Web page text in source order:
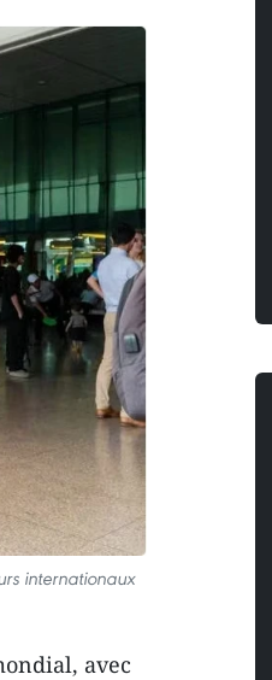
internationaux
avec